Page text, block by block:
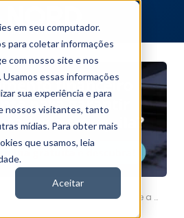
em seu computador.
para coletar informações
com nosso site e nos
essas informações
sua experiência e para
nossos visitantes, tanto
mídias. Para obter mais
que usamos, leia
Aceitar
Partners cai -13% no 1T26. Vale a pena investir?